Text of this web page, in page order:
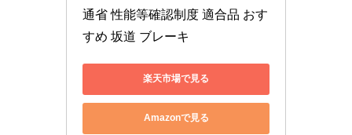
通省 性能等確認制度 適合品 おす
すめ 坂道 ブレーキ
楽天市場で見る
Amazonで見る